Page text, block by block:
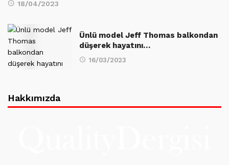
18/04/2023
Ünlü model Jeff Thomas balkondan
düşerek hayatını…
16/03/2023
Hakkımızda